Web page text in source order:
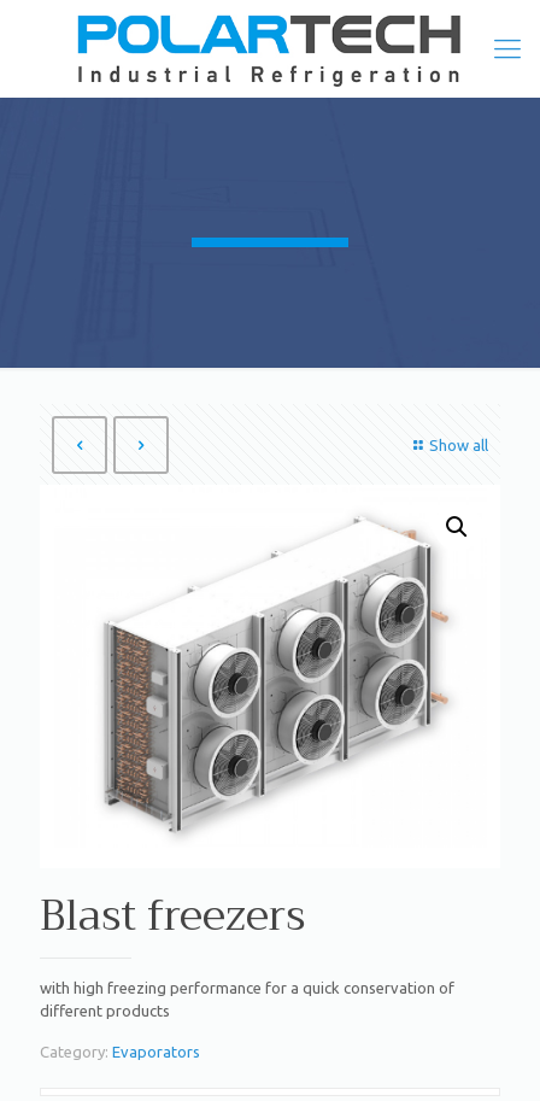
Show all
Blast freezers
with high freezing performance for a quick conservation of
different products
Category: Evaporators